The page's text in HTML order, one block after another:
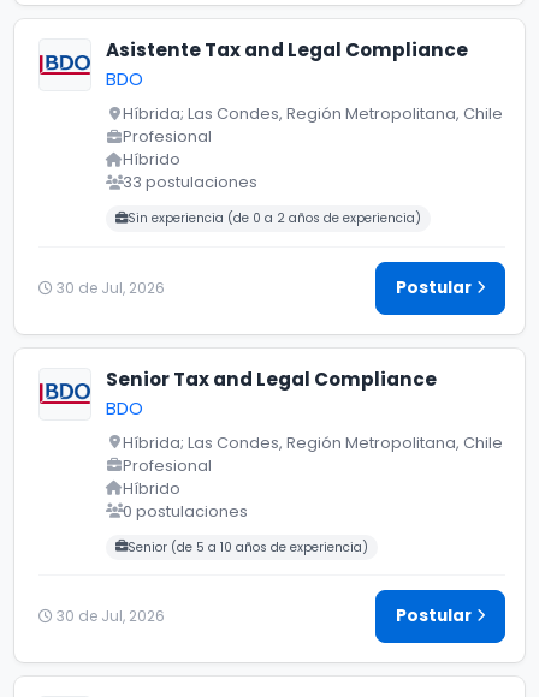
Asistente Tax and Legal Compliance
BDO
Híbrida; Las Condes, Región Metropolitana, Chile
Profesional
Híbrido
33 postulaciones
Carreras buscadas:
Sin experiencia (de 0 a 2 años de experiencia)
30 de Jul, 2026 Postular
Senior Tax and Legal Compliance
BDO
Híbrida; Las Condes, Región Metropolitana, Chile
Profesional
Híbrido
0 postulaciones
Carreras buscadas:
Senior (de 5 a 10 años de experiencia)
30 de Jul, 2026 Postular